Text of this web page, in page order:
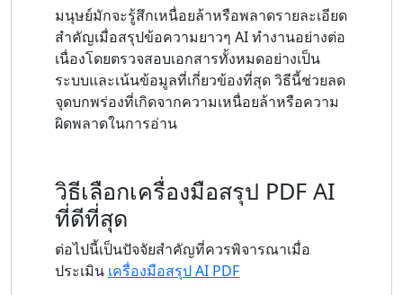
มนุษย์มักจะรู้สึกเหนื่อยล้าหรือพลาดรายละเอียด
สำคัญเมื่อสรุปข้อความยาวๆ AI ทำงานอย่างต่อ
เนื่องโดยตรวจสอบเอกสารทั้งหมดอย่างเป็น
ระบบและเน้นข้อมูลที่เกี่ยวข้องที่สุด วิธีนี้ช่วยลด
จุดบกพร่องที่เกิดจากความเหนื่อยล้าหรือความ
ผิดพลาดในการอ่าน
วิธีเลือกเครื่องมือสรุป PDF AI
ที่ดีที่สุด
ต่อไปนี้เป็นปัจจัยสำคัญที่ควรพิจารณาเมื่อ
ประเมิน เครื่องมือสรุป AI PDF